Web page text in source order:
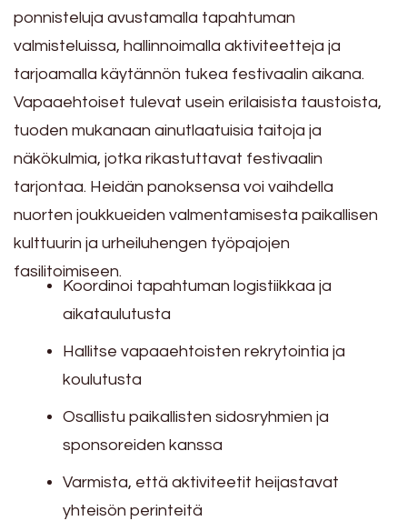
ponnisteluja avustamalla tapahtuman
valmisteluissa, hallinnoimalla aktiviteetteja ja
tarjoamalla käytännön tukea festivaalin aikana.
Vapaaehtoiset tulevat usein erilaisista taustoista,
tuoden mukanaan ainutlaatuisia taitoja ja
näkökulmia, jotka rikastuttavat festivaalin
tarjontaa. Heidän panoksensa voi vaihdella
nuorten joukkueiden valmentamisesta paikallisen
kulttuurin ja urheiluhengen työpajojen
fasilitoimiseen.
Koordinoi tapahtuman logistiikkaa ja
aikataulutusta
Hallitse vapaaehtoisten rekrytointia ja
koulutusta
Osallistu paikallisten sidosryhmien ja
sponsoreiden kanssa
Varmista, että aktiviteetit heijastavat
yhteisön perinteitä